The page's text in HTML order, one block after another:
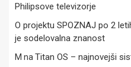
Philipsove televizorje
O projektu SPOZNAJ po 2
je sodelovalna znanost
M na Titan OS – najnovejši